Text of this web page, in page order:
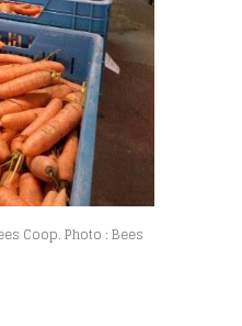
Coop. Photo : Bees